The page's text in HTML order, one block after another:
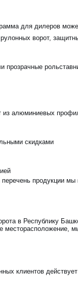
для дилеров
ворот,
из алюминиевых
скидками
продукции
в Республику
клиентов